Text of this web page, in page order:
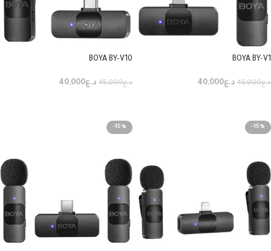
BOYA BY-V1
د.ع45,000 د.ع40,000
BOYA BY-V10
د.ع45,000 د.ع40,000
-15%
-15%